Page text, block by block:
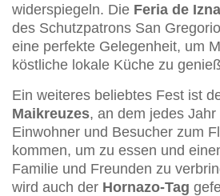
widerspiegeln. Die Feria de
des Schutzpatrons San
eine perfekte Gelegenheit, um
köstliche lokale Küche zu
Ein weiteres beliebtes Fest ist
Maikreuzes, an dem jedes Jahr
Einwohner und Besucher zum
kommen, um zu essen und
Familie und Freunden zu
wird auch der Hornazo-Tag